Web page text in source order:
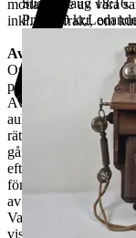
mottagande av vara
inkl. returfrakt, om
Avhämtning
Om ingen annan
på Tjalmargatan 4B i
Avhämtning av
auktion. Om varan ej
rätten till
går det skicka ett
efternamn,
förpackade &
av skrymmande
Varorna finns att titta
visning kontakta oss,
Sluttid
9 aug 18:16.
Pris:
100 kr,